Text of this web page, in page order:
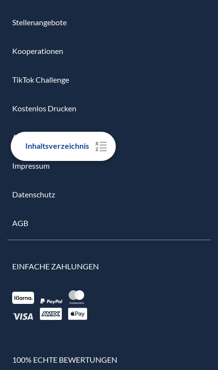
Inhaltsverzeichnis
Stellenangebote
Kooperationen
TikTok Challenge
Kostenlos Drucken
Affiliate-Programm
Impressum
Datenschutz
AGB
EINFACHE ZAHLUNGEN
100% ECHTE BEWERTUNGEN